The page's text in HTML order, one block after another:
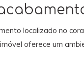
localizado no
oferece um